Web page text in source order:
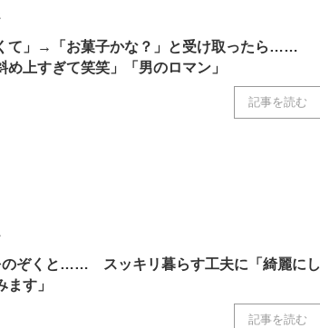
て」→「お菓子かな？」と受け取ったら……
上すぎて笑笑」「男のロマン」
記事を読む
のぞくと…… スッキリ暮らす工夫に「綺麗にし
す」
記事を読む